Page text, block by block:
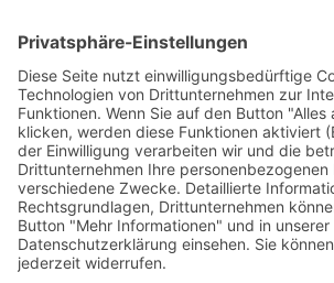
Mobil+39 340 374 3624
E-Mail
MwSt.-Nr.